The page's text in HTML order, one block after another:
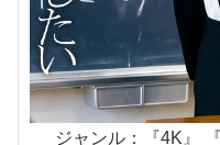
ジャンル：『4K』